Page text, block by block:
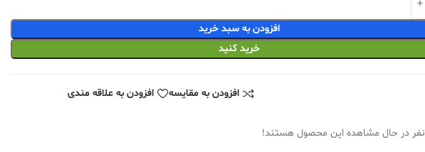
افزودن به سبد خرید
خرید کنید
افزودن به مقایسه افزودن به علاقه مندی
نفر در حال مشاهده این محصول هستند!